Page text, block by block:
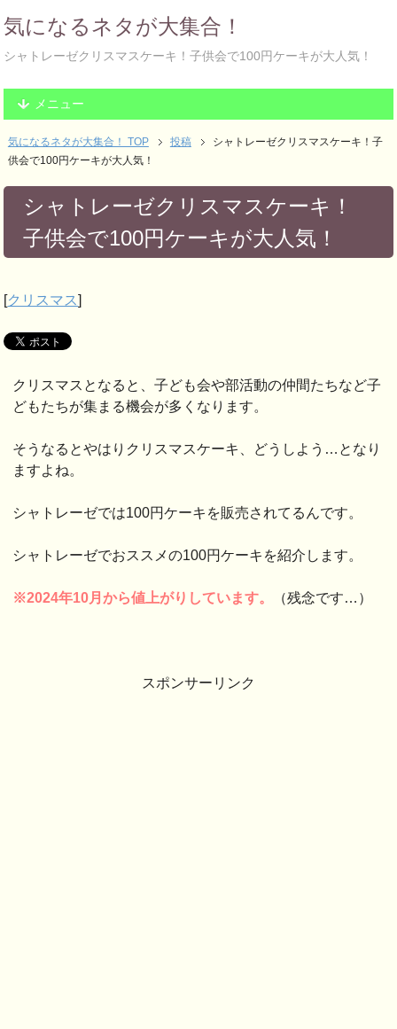
気になるネタが大集合！
シャトレーゼクリスマスケーキ！子供会で100円ケーキが大人気！
メニュー
気になるネタが大集合！ TOP 投稿
シャトレーゼクリスマスケーキ！子
供会で100円ケーキが大人気！
シャトレーゼクリスマスケーキ！
子供会で100円ケーキが大人気！
[クリスマス]
クリスマスとなると、子ども会や部活動の仲間たちなど子
どもたちが集まる機会が多くなります。
そうなるとやはりクリスマスケーキ、どうしよう…となり
ますよね。
シャトレーゼでは100円ケーキを販売されてるんです。
シャトレーゼでおススメの100円ケーキを紹介します。
※2024年10月から値上がりしています。 （残念です…）
スポンサーリンク